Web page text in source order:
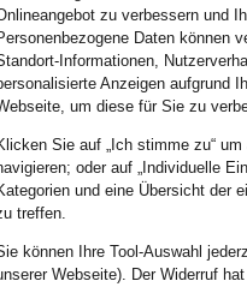
zu verbessern und
Daten können
Informationen,
Anzeigen aufgrund
um diese für Sie zu
Sie auf „Ich stimme zu“
oder auf „Individuelle
und eine Übersicht der
treffen.
können Ihre Tool-Auswahl
Webseite). Der Widerruf